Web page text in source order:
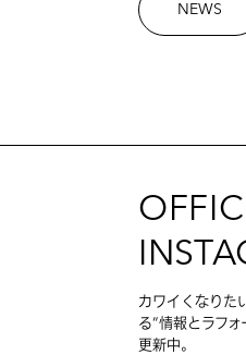
NEWS
カワイくなりた
る”情報とラフ
更新中。